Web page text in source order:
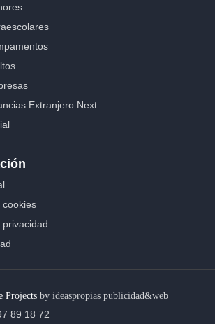
Extranjero Next
cookies
privacidad
Projects by ideaspropias publicidad&web
89 18 72